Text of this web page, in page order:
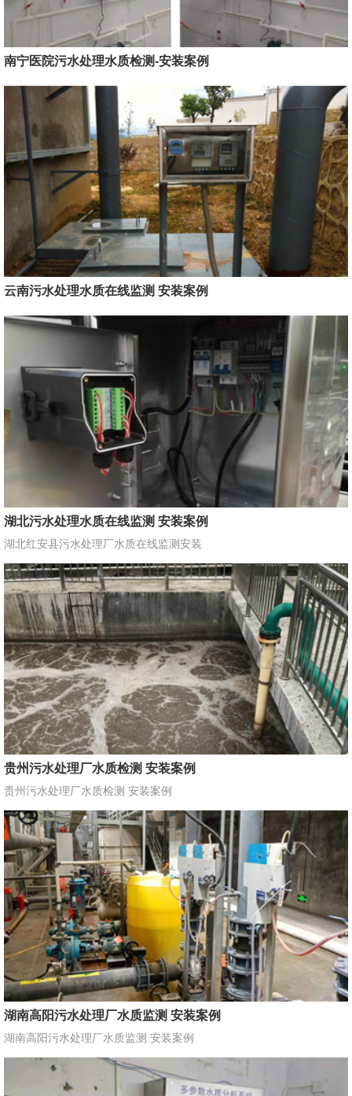
南宁医院污水处理水质检测-安装案例
云南污水处理水质在线监测 安装案例
湖北污水处理水质在线监测 安装案例
湖北红安县污水处理厂水质在线监测安装
贵州污水处理厂水质检测 安装案例
贵州污水处理厂水质检测 安装案例
湖南高阳污水处理厂水质监测 安装案例
湖南高阳污水处理厂水质监测 安装案例